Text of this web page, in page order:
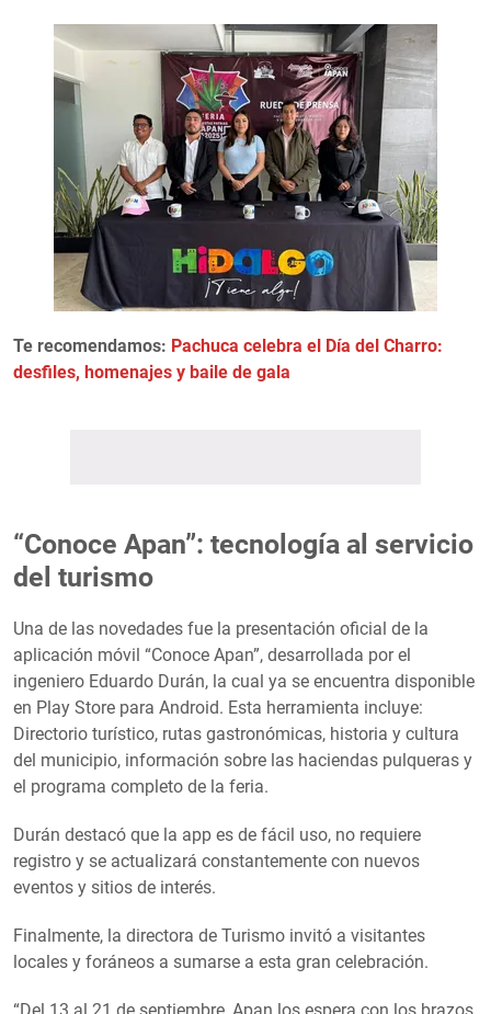
Te recomendamos: Pachuca celebra el Día del Charro:
desfiles, homenajes y baile de gala
“Conoce Apan”: tecnología al servicio
del turismo
Una de las novedades fue la presentación oficial de la
aplicación móvil “Conoce Apan”, desarrollada por el
ingeniero Eduardo Durán, la cual ya se encuentra disponible
en Play Store para Android. Esta herramienta incluye:
Directorio turístico, rutas gastronómicas, historia y cultura
del municipio, información sobre las haciendas pulqueras y
el programa completo de la feria.
Durán destacó que la app es de fácil uso, no requiere
registro y se actualizará constantemente con nuevos
eventos y sitios de interés.
Finalmente, la directora de Turismo invitó a visitantes
locales y foráneos a sumarse a esta gran celebración.